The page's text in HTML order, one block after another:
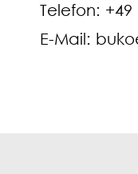
Telefon: +49
E-Mail: